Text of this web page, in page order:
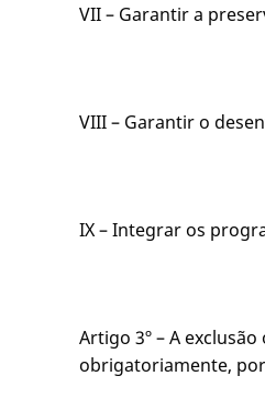
VII – Garantir a
VIII – Garantir o
IX – Integrar os
Artigo 3º – A
obrigatoriamente,